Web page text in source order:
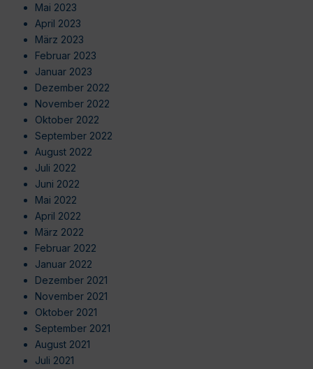
Mai 2023
April 2023
März 2023
Februar 2023
Januar 2023
Dezember 2022
November 2022
Oktober 2022
September 2022
August 2022
Juli 2022
Juni 2022
Mai 2022
April 2022
März 2022
Februar 2022
Januar 2022
Dezember 2021
November 2021
Oktober 2021
September 2021
August 2021
Juli 2021